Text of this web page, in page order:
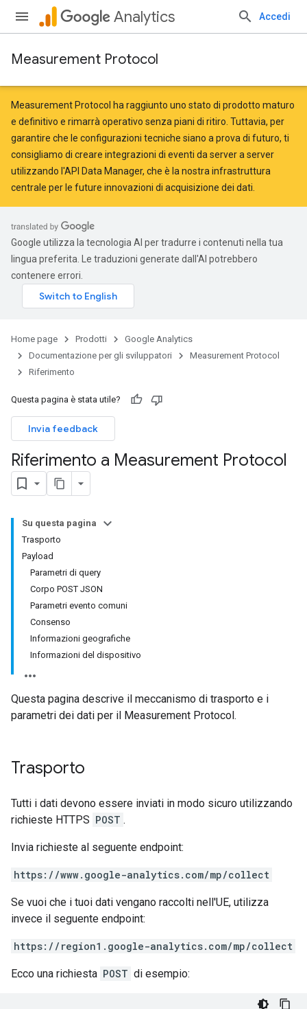
Analytics Accedi
Measurement Protocol
Measurement Protocol ha raggiunto uno stato di prodotto maturo
e definitivo e rimarrà operativo senza piani di ritiro. Tuttavia, per
garantire che le configurazioni tecniche siano a prova di futuro, ti
consigliamo di creare integrazioni di eventi da server a server
utilizzando l'API Data Manager, che è la nostra infrastruttura
centrale per le future innovazioni di acquisizione dei dati.
Google utilizza la tecnologia AI per tradurre i contenuti nella tua
lingua preferita. Le traduzioni generate dall'AI potrebbero
contenere errori.
Home page Prodotti
Google Analytics
Documentazione per gli sviluppatori
Measurement Protocol
Riferimento
Questa pagina è stata utile?
Invia feedback
Riferimento a Measurement Protocol
Su questa pagina
Trasporto
Payload
Parametri di query
Corpo POST JSON
Parametri evento comuni
Consenso
Informazioni geografiche
Informazioni del dispositivo
Questa pagina descrive il meccanismo di trasporto e i
parametri dei dati per il Measurement Protocol.
Trasporto
Tutti i dati devono essere inviati in modo sicuro utilizzando
richieste HTTPS POST .
Invia richieste al seguente endpoint:
https://www.google-analytics.com/mp/collect
Se vuoi che i tuoi dati vengano raccolti nell'UE, utilizza
invece il seguente endpoint:
https://region1.google-analytics.com/mp/collect
Ecco una richiesta POST di esempio: